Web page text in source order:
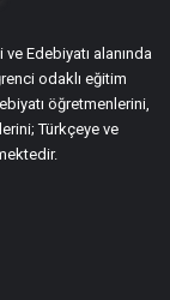
Edebiyatı alanında
odaklı eğitim
öğretmenlerini,
Türkçeye ve